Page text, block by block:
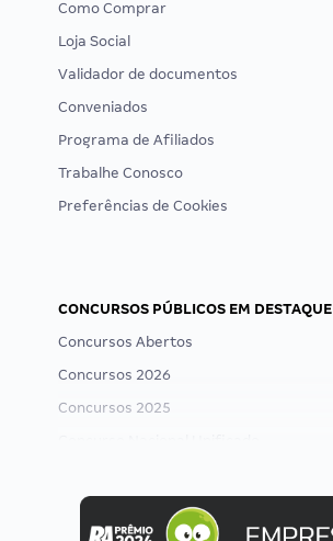
Como Comprar
Loja Social
Validador de documentos
Conveniados
Programa de Afiliados
Trabalhe Conosco
Preferências de Cookies
CONCURSOS PÚBLICOS EM DESTAQUE
Concursos Abertos
Concursos 2026
Concursos 2025
Concurso MPU